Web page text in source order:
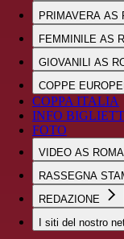
PRIMAVERA AS
FEMMINILE AS
GIOVANILI AS
COPPE
COPPA ITALIA
INFO
FOTO
VIDEO AS ROMA
RASSEGNA
REDAZIONE
I siti del nostro